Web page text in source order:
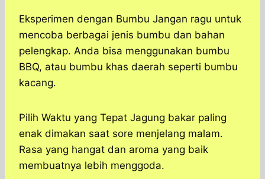
Eksperimen dengan Bumbu Jangan ragu untuk
mencoba berbagai jenis bumbu dan bahan
pelengkap. Anda bisa menggunakan bumbu
BBQ, atau bumbu khas daerah seperti bumbu
kacang.
Pilih Waktu yang Tepat Jagung bakar paling
enak dimakan saat sore menjelang malam.
Rasa yang hangat dan aroma yang baik
membuatnya lebih menggoda.